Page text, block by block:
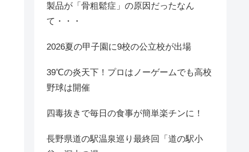
製品が「骨粗鬆症」の原因だったなん
て・・・
2026夏の甲子園に9校の公立校が出場
39℃の炎天下！プロはノーゲームでも高校
野球は開催
四毒抜きで毎日の食事が簡単楽チンに！
長野県道の駅温泉巡り最終回「道の駅小